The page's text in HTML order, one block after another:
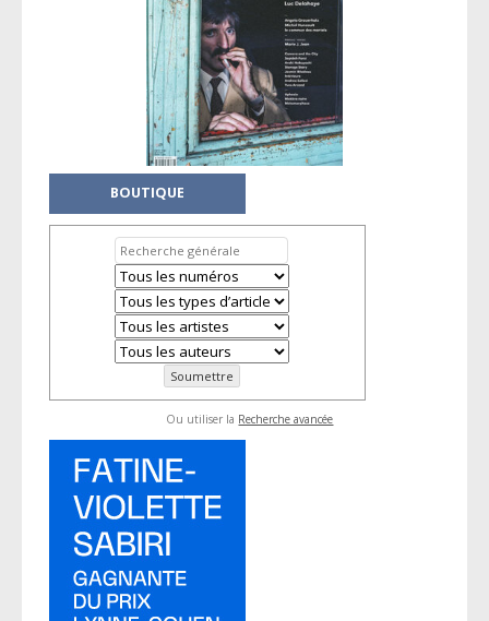
BOUTIQUE
Ou utiliser la Recherche avancée